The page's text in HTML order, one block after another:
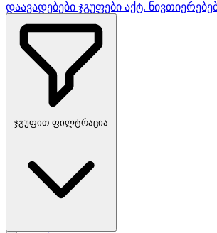
დაავადებები ჯგუფები აქტ.
ჯგუფით ფილტრაცია